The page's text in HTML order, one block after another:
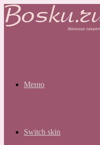
Меню
Switch skin